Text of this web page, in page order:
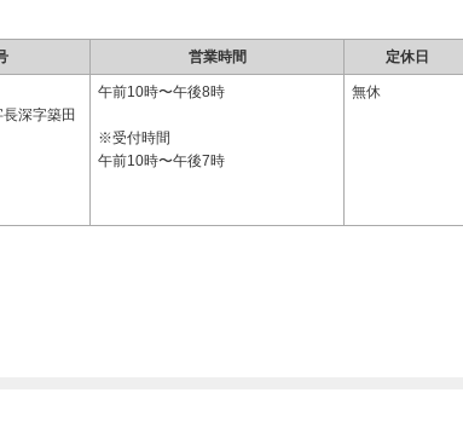
営業時間 定休日
深字築田
午前10時〜午後8時
※受付時間
午前10時〜午後7時
無休